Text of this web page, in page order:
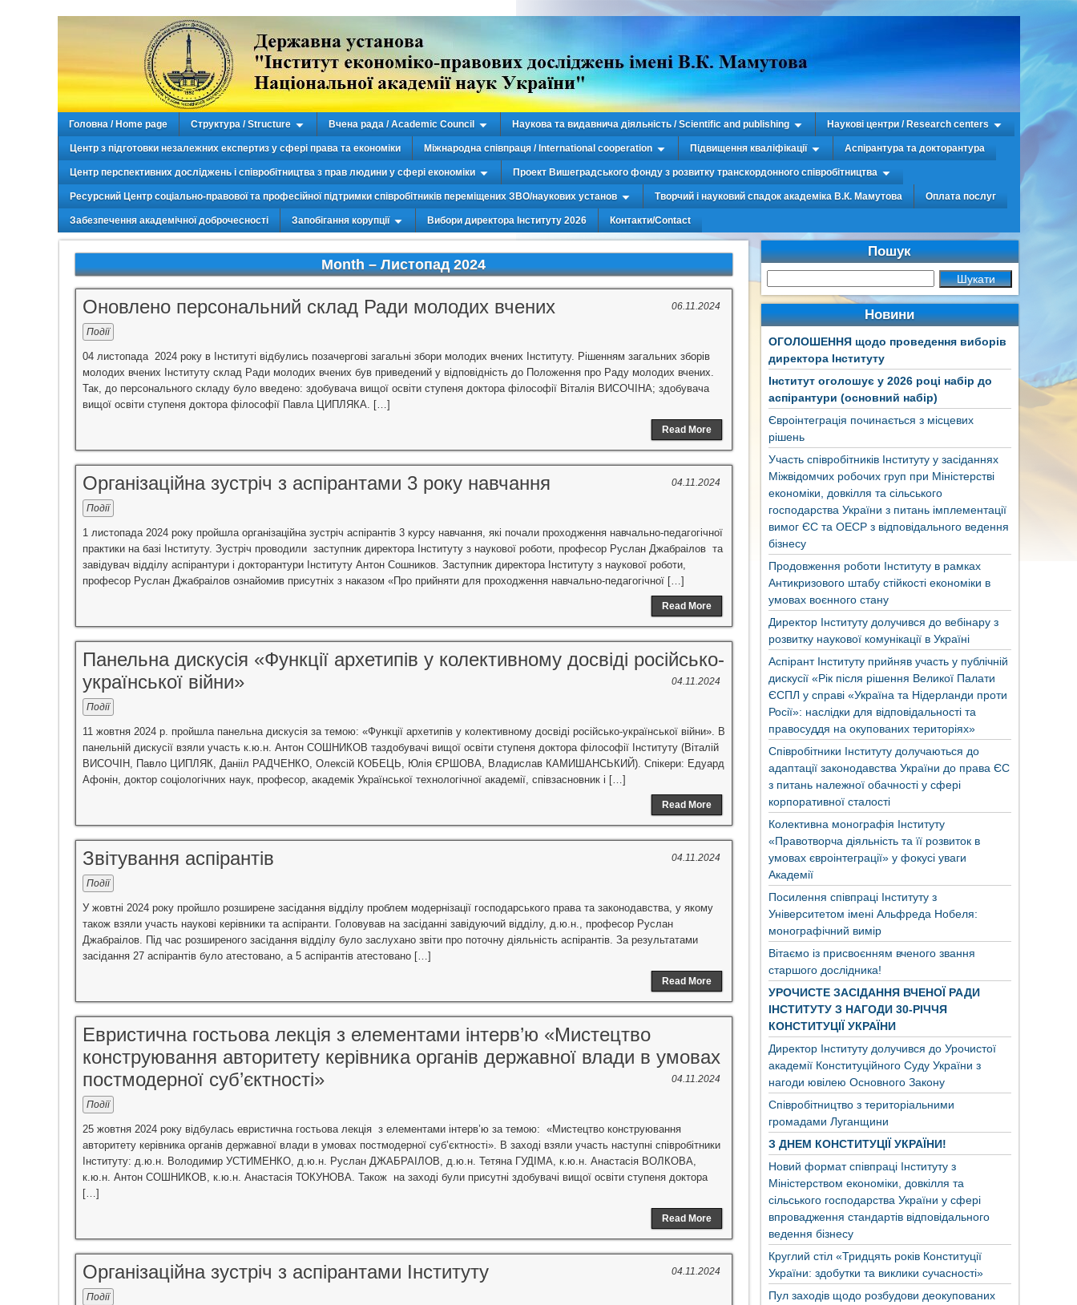
Головна / Home page Структура / Structure Вчена рада / Academic Council Наукова та видавнича діяльність / Scientific and publishing Наукові центри / Research centers
Центр з підготовки незалежних експертиз у сфері права та економіки Міжнародна співпраця / International cooperation Підвищення кваліфікації Аспірантура та докторантура
Центр перспективних досліджень і співробітництва з прав людини у сфері економіки Проект Вишеградського фонду з розвитку транскордонного співробітництва
Ресурсний Центр соціально-правової та професійної підтримки співробітників переміщених ЗВО/наукових установ Творчий і науковий спадок академіка В.К. Мамутова Оплата послуг
Забезпечення академічної доброчесності Запобігання корупції Вибори директора Інституту 2026 Контакти/Contact
Month –Листопад 2024
Оновлено персональний склад Ради молодих вчених 06.11.2024
Події
04 листопада 2024 року в Інституті відбулись позачергові загальні збори молодих вчених Інституту. Рішенням загальних зборів
молодих вчених Інституту склад Ради молодих вчених був приведений у відповідність до Положення про Раду молодих вчених.
Так, до персонального складу було введено: здобувача вищої освіти ступеня доктора філософії Віталія ВИСОЧІНА; здобувача
вищої освіти ступеня доктора філософії Павла ЦИПЛЯКА. […]
Read More
Організаційна зустріч з аспірантами 3 року навчання 04.11.2024
Події
1 листопада 2024 року пройшла організаційна зустріч аспірантів 3 курсу навчання, які почали проходження навчально-педагогічної
практики на базі Інституту. Зустріч проводили заступник директора Інституту з наукової роботи, професор Руслан Джабраілов та
завідувач відділу аспірантури і докторантури Інституту Антон Сошников. Заступник директора Інституту з наукової роботи,
професор Руслан Джабраілов ознайомив присутніх з наказом «Про прийняти для проходження навчально-педагогічної […]
Read More
Панельна дискусія «Функції архетипів у колективному досвіді російсько-
української війни»
04.11.2024
Події
11 жовтня 2024 р. пройшла панельна дискусія за темою: «Функції архетипів у колективному досвіді російсько-української війни». В
панельній дискусії взяли участь к.ю.н. Антон СОШНИКОВ таздобувачі вищої освіти ступеня доктора філософії Інституту (Віталій
ВИСОЧІН, Павло ЦИПЛЯК, Данііл РАДЧЕНКО, Олексій КОБЕЦЬ, Юлія ЄРШОВА, Владислав КАМИШАНСЬКИЙ). Спікери: Едуард
Афонін, доктор соціологічних наук, професор, академік Української технологічної академії, співзасновник і […]
Read More
Звітування аспірантів 04.11.2024
Події
У жовтні 2024 року пройшло розширене засідання відділу проблем модернізації господарського права та законодавства, у якому
також взяли участь наукові керівники та аспіранти. Головував на засіданні завідуючий відділу, д.ю.н., професор Руслан
Джабраілов. Під час розширеного засідання відділу було заслухано звіти про поточну діяльність аспірантів. За результатами
засідання 27 аспірантів було атестовано, а 5 аспірантів атестовано […]
Read More
Евристична гостьова лекція з елементами інтерв’ю «Мистецтво
конструювання авторитету керівника органів державної влади в умовах
постмодерної суб’єктності»
04.11.2024
Події
25 жовтня 2024 року відбулась евристична гостьова лекція з елементами інтерв’ю за темою: «Мистецтво конструювання
авторитету керівника органів державної влади в умовах постмодерної суб’єктності». В заході взяли участь наступні співробітники
Інституту: д.ю.н. Володимир УСТИМЕНКО, д.ю.н. Руслан ДЖАБРАІЛОВ, д.ю.н. Тетяна ГУДІМА, к.ю.н. Анастасія ВОЛКОВА,
к.ю.н. Антон СОШНИКОВ, к.ю.н. Анастасія ТОКУНОВА. Також на заході були присутні здобувачі вищої освіти ступеня доктора
[…]
Read More
Організаційна зустріч з аспірантами Інституту 04.11.2024
Події
Пошук
Новини
ОГОЛОШЕННЯ щодо проведення виборів
директора Інституту
Інститут оголошує у 2026 році набір до
аспірантури (основний набір)
Євроінтеграція починається з місцевих
рішень
Участь співробітників Інституту у засіданнях
Міжвідомчих робочих груп при Міністерстві
економіки, довкілля та сільського
господарства України з питань імплементації
вимог ЄС та ОЕСР з відповідального ведення
бізнесу
Продовження роботи Інституту в рамках
Антикризового штабу стійкості економіки в
умовах воєнного стану
Директор Інституту долучився до вебінару з
розвитку наукової комунікації в Україні
Аспірант Інституту прийняв участь у публічній
дискусії «Рік після рішення Великої Палати
ЄСПЛ у справі «Україна та Нідерланди проти
Росії»: наслідки для відповідальності та
правосуддя на окупованих територіях»
Співробітники Інституту долучаються до
адаптації законодавства України до права ЄС
з питань належної обачності у сфері
корпоративної сталості
Колективна монографія Інституту
«Правотворча діяльність та її розвиток в
умовах євроінтеграції» у фокусі уваги
Академії
Посилення співпраці Інституту з
Університетом імені Альфреда Нобеля:
монографічний вимір
Вітаємо із присвоєнням вченого звання
старшого дослідника!
УРОЧИСТЕ ЗАСІДАННЯ ВЧЕНОЇ РАДИ
ІНСТИТУТУ З НАГОДИ 30-РІЧЧЯ
КОНСТИТУЦІЇ УКРАЇНИ
Директор Інституту долучився до Урочистої
академії Конституційного Суду України з
нагоди ювілею Основного Закону
Співробітництво з територіальними
громадами Луганщини
З ДНЕМ КОНСТИТУЦІЇ УКРАЇНИ!
Новий формат співпраці Інституту з
Міністерством економіки, довкілля та
сільського господарства України у сфері
впровадження стандартів відповідального
ведення бізнесу
Круглий стіл «Тридцять років Конституції
України: здобутки та виклики сучасності»
Пул заходів щодо розбудови деокупованих